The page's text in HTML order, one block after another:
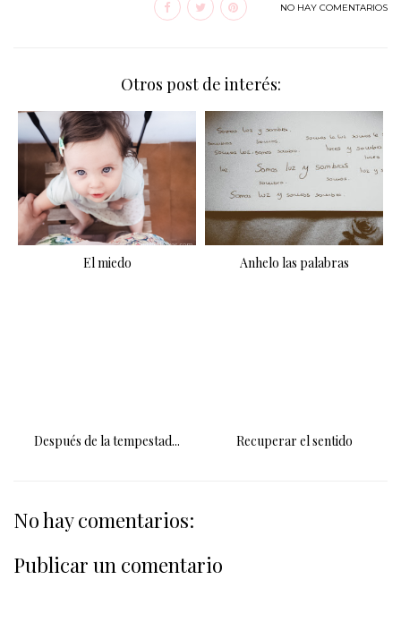
NO HAY COMENTARIOS
Otros post de interés:
El miedo Anhelo las palabras
Después de la tempestad... Recuperar el sentido
No hay comentarios:
Publicar un comentario